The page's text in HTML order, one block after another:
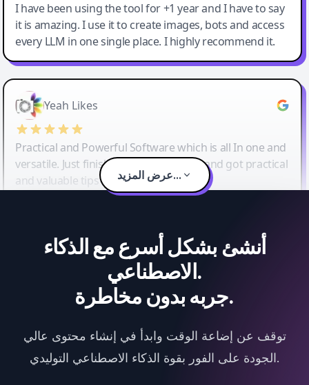
I have been using the tool for +1 year and I have to say
it is amazing. I use it to create images, bots and access
every LLM in one single place. I highly recommend it.
Yeah Likes
Practical and Powerful Software which is all In one and
versatile. Just finished their workshop and got practical
and valuable tips and tricks.
عرض المزيد...
أنشئ بشكل أسرع مع الذكاء
الاصطناعي.
جربه بدون مخاطرة.
توقف عن إضاعة الوقت وابدأ في إنشاء محتوى عالي
الجودة على الفور بقوة الذكاء الاصطناعي التوليدي.